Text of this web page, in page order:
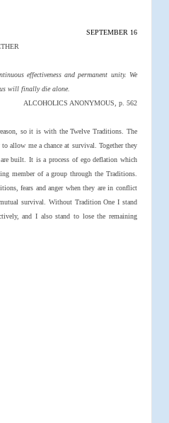
SEPTEMBER 16
effectiveness and permanent unity. We
will finally die alone.
ALCOHOLICS ANONYMOUS, p. 562
so it is with the Twelve Traditions. The
allow me a chance at survival. Together they
built. It is a process of ego deflation which
member of a group through the Traditions.
fears and anger when they are in conflict
survival. Without Tradition One I stand
and I also stand to lose the remaining